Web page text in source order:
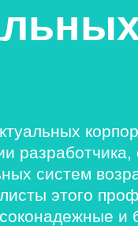
разработчика,
систем
этого
и